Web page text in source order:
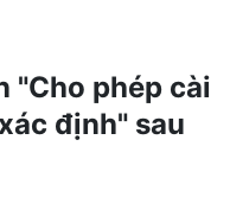
"Cho phép cài
định" sau